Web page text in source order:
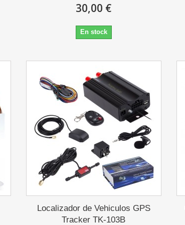
30,00 €
En stock
Localizador de Vehiculos GPS
Tracker TK-103B